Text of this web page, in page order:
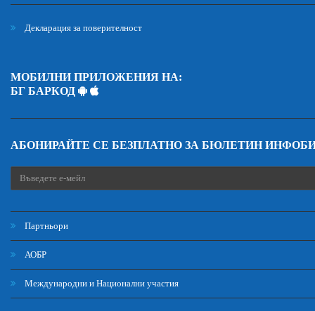
Декларация за поверителност
МОБИЛНИ ПРИЛОЖЕНИЯ НА:
БГ БАРКОД
АБОНИРАЙТЕ СЕ БЕЗПЛАТНО ЗА БЮЛЕТИН
Партньори
АОБР
Международни и Национални участия